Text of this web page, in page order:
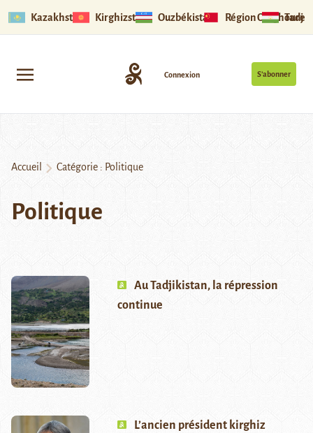
Kazakhstan Kirghizstan Ouzbékistan Région Ouïghoure
S’abonner
Connexion
Accueil Catégorie : Politique
Politique
Au Tadjikistan, la répression
continue
L’ancien président kirghiz